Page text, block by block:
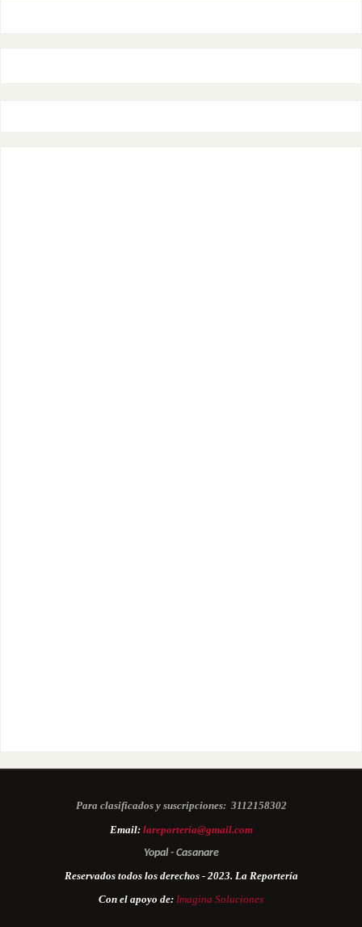
Para clasificados y suscripciones: 3112158302
Email: lareporteria@gmail.com
Yopal - Casanare
Reservados todos los derechos - 2023. La Reportería
Con el apoyo de: Imagina Soluciones